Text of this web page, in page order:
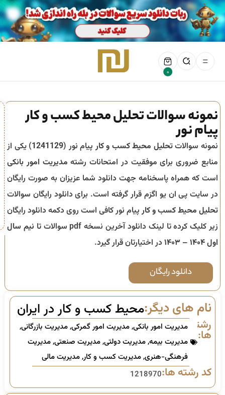
0
نمونه سوالات تحلیل محیط کسب و کار
پیام نور
نمونه سوالاتتحلیل محیط کسب و کارپیام نور (1241129) یکی از
منابع ضروری برای موفقیت در امتحانات رشته مدیریت امور بانکی
است که همراه پاسخنامه جهت دانلود شما عزیزان به صورت رایگان
در سایت پی ان یو اگزم قرار گرفته است. برای دانلود رایگان سوالات
تحلیل محیط کسب و کارپیام نور کافی است روی دکمه دانلود رایگان
زیر کلیک کرده تا لینک دانلود آخرین نسخه pdf سوالات تا
نیم سال
اول ۱۴۰۴ – ۱۴۰۳
در اختیارتان قرار گیرد.
دانلود رایگان
نام های دیگر:محیط کسب و کار در ایران
رشته
ها:
مدیریت امور بانکی,مدیریت امور گمرکی,مدیریت بازرگانی,
مدیریت بیمه,مدیریت دولتی,مدیریت صنعتی,مدیریت
فرهنگی-هنری,مدیریت کسب و کار,مدیریت مالی
کد رشته ها:1218970